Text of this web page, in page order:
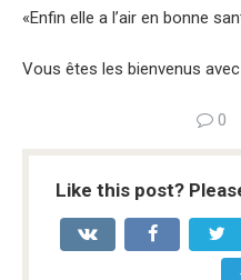
«Enfin elle a l’air en bonne
Vous êtes les bienvenus
0
Like this post?